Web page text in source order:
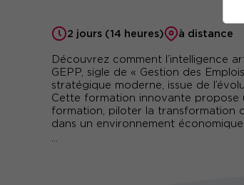
2 jours (14 heures) à distance
Découvrez comment l’intelligence
GEPP, sigle de « Gestion des
stratégique moderne, issue de
Cette formation innovante propose
formation, piloter la transformation
dans un environnement